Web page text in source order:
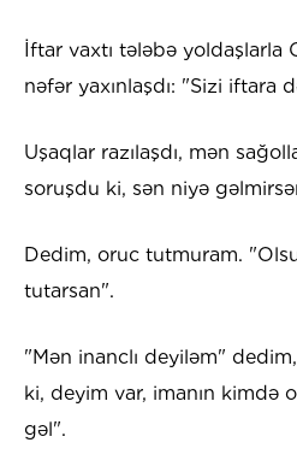
İftar vaxtı tələbə yoldaşlarla
nəfər yaxınlaşdı: "Sizi iftara
Uşaqlar razılaşdı, mən
soruşdu ki, sən niyə
Dedim, oruc tutmuram.
tutarsan".
"Mən inanclı deyiləm"
ki, deyim var, imanın kimdə
gəl".